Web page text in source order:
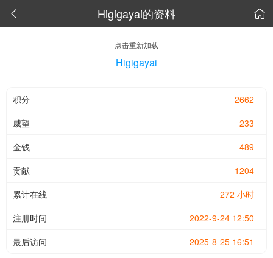
 Higigayai的资料 
点击重新加载
Higigayai
2662
积分
233
威望
489
金钱
1204
贡献
272 小时
累计在线
2022-9-24 12:50
注册时间
2025-8-25 16:51
最后访问